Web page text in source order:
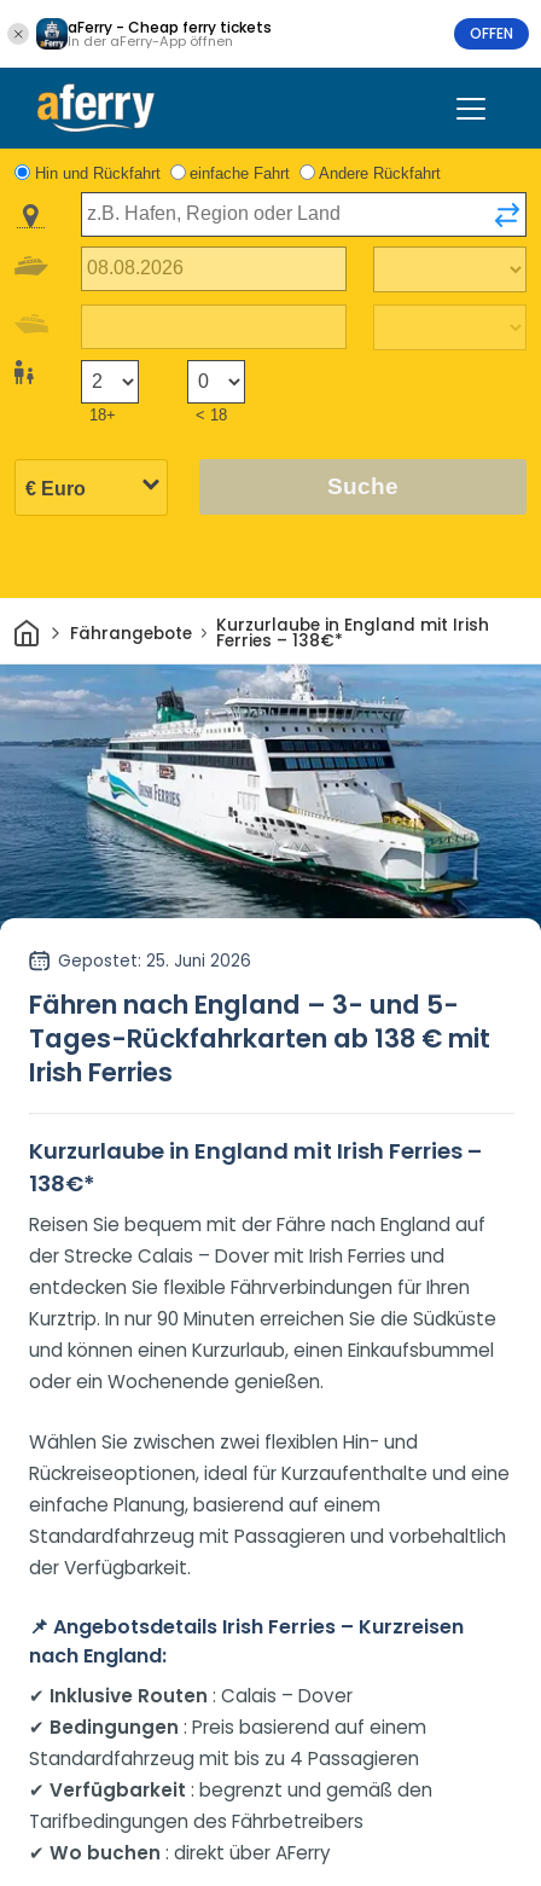
aFerry - Cheap ferry tickets
In der aFerry-App öffnen OFFEN
Hin und Rückfahrt einfache Fahrt Andere Rückfahrt
18+ < 18
Suche
HeimFährangebote Kurzurlaube in England mit Irish
Ferries – 138€*
Gepostet: 25. Juni 2026
Fähren nach England – 3- und 5-
Tages-Rückfahrkarten ab 138 € mit
Irish Ferries
Kurzurlaube in England mit Irish Ferries –
138€*
Reisen Sie bequem mit der Fähre nach England auf
der Strecke Calais – Dover mit Irish Ferries und
entdecken Sie flexible Fährverbindungen für Ihren
Kurztrip. In nur 90 Minuten erreichen Sie die Südküste
und können einen Kurzurlaub, einen Einkaufsbummel
oder ein Wochenende genießen.
Wählen Sie zwischen zwei flexiblen Hin- und
Rückreiseoptionen, ideal für Kurzaufenthalte und eine
einfache Planung, basierend auf einem
Standardfahrzeug mit Passagieren und vorbehaltlich
der Verfügbarkeit.
📌 Angebotsdetails Irish Ferries – Kurzreisen
nach England:
✔ Inklusive Routen : Calais – Dover
✔ Bedingungen : Preis basierend auf einem
Standardfahrzeug mit bis zu 4 Passagieren
✔ Verfügbarkeit : begrenzt und gemäß den
Tarifbedingungen des Fährbetreibers
✔ Wo buchen : direkt über AFerry